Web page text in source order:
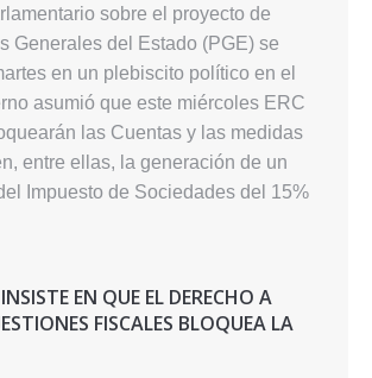
sobre el proyecto de
Generales del Estado (PGE) se
en un plebiscito político en el
asumió que este miércoles ERC
las Cuentas y las medidas
entre ellas, la generación de un
Impuesto de Sociedades del 15%
EN QUE EL DERECHO A
FISCALES BLOQUEA LA